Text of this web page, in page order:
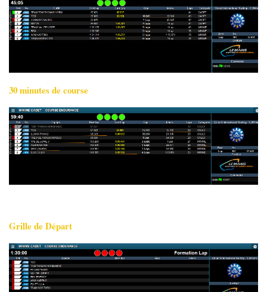
30 minutes de course
Grille de Départ